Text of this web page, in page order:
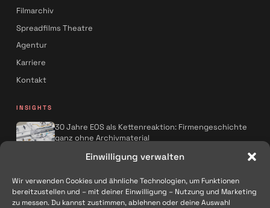
Einwilligung verwalten
Wir verwenden Cookies und ähnliche Technologien, um Funktionen
bereitzustellen und – mit deiner Einwilligung – Nutzung und Marketing
zu messen. Du kannst zustimmen, ablehnen oder deine Auswahl
Filmarchiv
Spreadfilms Theatre
Agentur
Karriere
Kontakt
INSIGHTS
30 Jahre EOS als Kettenreaktion: Firmengeschichte
ganz ohne Archivmaterial
Spreadfilms x AQMOS: Wie KI die
Kampagnenproduktion neu denkt
Alle Artikel→